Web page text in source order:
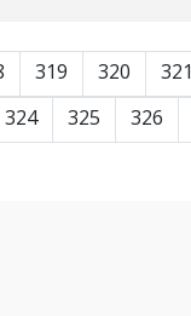
319 320 321
324
325 326